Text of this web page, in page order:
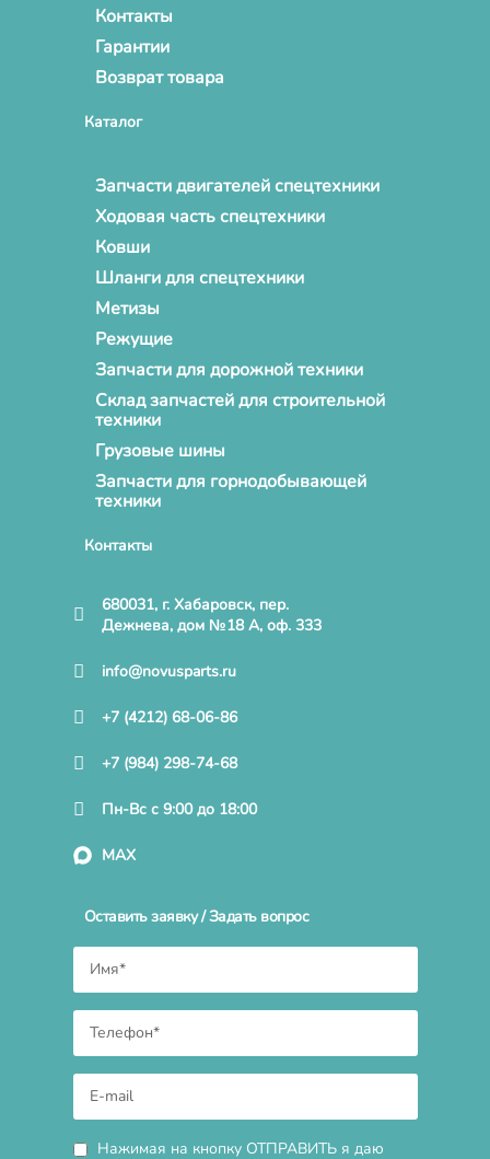
Контакты
Гарантии
Возврат товара
Каталог
Запчасти двигателей спецтехники
Ходовая часть спецтехники
Ковши
Шланги для спецтехники
Метизы
Режущие
Запчасти для дорожной техники
Склад запчастей для строительной
техники
Грузовые шины
Запчасти для горнодобывающей
техники
Контакты
680031, г. Хабаровск, пер.
Дежнева, дом №18 А, оф. 333
info@novusparts.ru
+7 (4212) 68-06-86
+7 (984) 298-74-68
Пн-Вс с 9:00 до 18:00
MAX
Оставить заявку / Задать вопрос
Нажимая на кнопку ОТПРАВИТЬ я даю